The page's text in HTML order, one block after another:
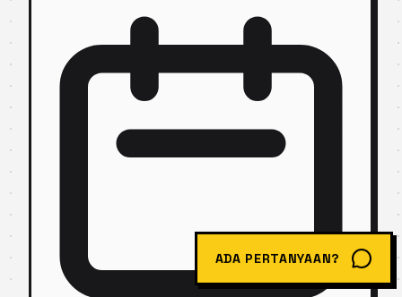
ADA PERTANYAAN?